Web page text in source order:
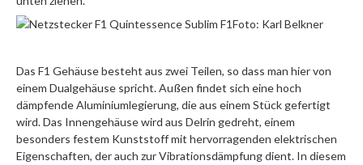
Foto: Karl Belkner
Das F1 Gehäuse besteht aus zwei Teilen, so dass man hier von
einem Dualgehäuse spricht. Außen findet sich eine hoch
dämpfende Aluminiumlegierung, die aus einem Stück gefertigt
wird. Das Innengehäuse wird aus Delrin gedreht, einem
besonders festem Kunststoff mit hervorragenden elektrischen
Eigenschaften, der auch zur Vibrationsdämpfung dient. In diesem